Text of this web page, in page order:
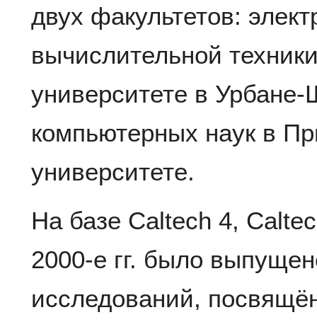
двух факультетов:
вычислительной
университете в
компьютерных наук в
университете.
На базе Caltech 4,
2000-е гг. было
исследований,